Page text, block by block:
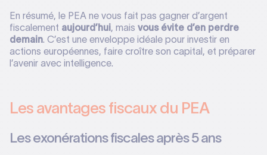
En résumé, le PEA ne vous fait pas gagner d’argent
fiscalement aujourd’hui, mais vous évite d’en perdre
demain. C’est une enveloppe idéale pour investir en
actions européennes, faire croître son capital, et préparer
l’avenir avec intelligence.
Les avantages fiscaux du PEA
Les exonérations fiscales après 5 ans